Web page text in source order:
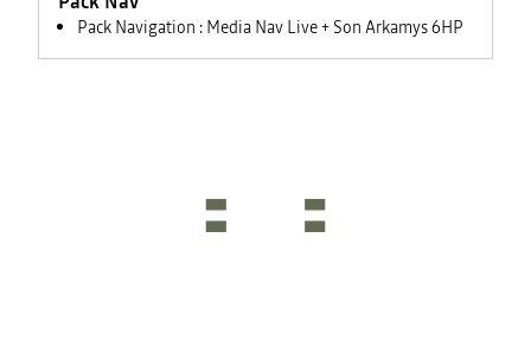
Pack Navigation : Media Nav Live + Son Arkamys 6HP